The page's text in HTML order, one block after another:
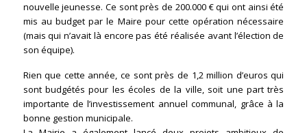
nouvelle jeunesse. Ce sont près de 200.000 € qui ont ainsi été
mis au budget par le Maire pour cette opération nécessaire
(mais qui n’avait là encore pas été réalisée avant l’élection de
son équipe).
Rien que cette année, ce sont près de 1,2 million d’euros qui
sont budgétés pour les écoles de la ville, soit une part très
importante de l’investissement annuel communal, grâce à la
bonne gestion municipale.